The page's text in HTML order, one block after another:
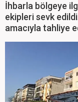
İhbarla bölgeye
ekipleri sevk
amacıyla tahliye